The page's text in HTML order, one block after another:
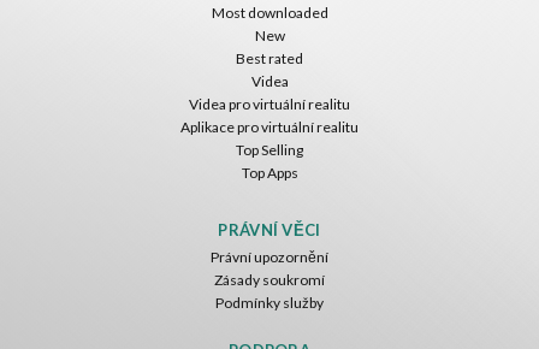
Most downloaded
New
Best rated
Videa
Videa pro virtuální realitu
Aplikace pro virtuální realitu
Top Selling
Top Apps
PRÁVNÍ VĚCI
Právní upozornění
Zásady soukromí
Podmínky služby